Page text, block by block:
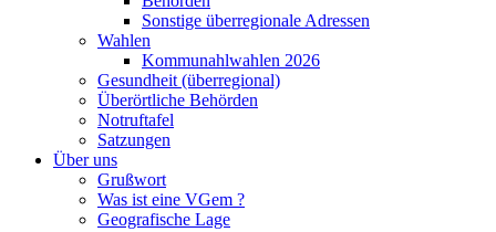
Sonstige überregionale Adressen
Wahlen
Kommunahlwahlen 2026
Gesundheit (überregional)
Überörtliche Behörden
Notruftafel
Satzungen
Über uns
Grußwort
Was ist eine VGem ?
Geografische Lage